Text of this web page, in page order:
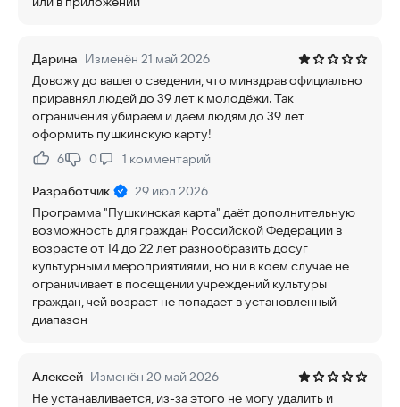
Дарина Изменён 21 май 2026
Довожу до вашего сведения, что минздрав официально
приравнял людей до 39 лет к молодёжи. Так
ограничения убираем и даем людям до 39 лет
оформить пушкинскую карту!
Нравится:
6Не нравится:
0 1 комментарий
Разработчик
29 июл 2026
Программа "Пушкинская карта" даёт дополнительную
возможность для граждан Российской Федерации в
возрасте от 14 до 22 лет разнообразить досуг
культурными мероприятиями, но ни в коем случае не
ограничивает в посещении учреждений культуры
граждан, чей возраст не попадает в установленный
диапазон
Алексей Изменён 20 май 2026
Не устанавливается, из-за этого не могу удалить и